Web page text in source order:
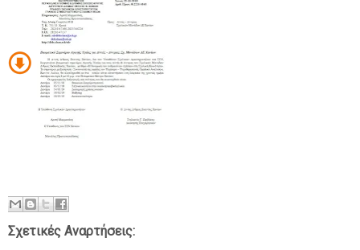
Σχετικές Αναρτήσεις: